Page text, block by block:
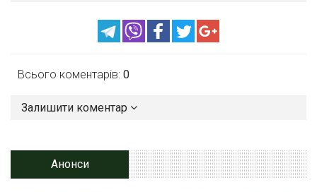
Всього коментарів: 0
Залишити коментар
Анонси